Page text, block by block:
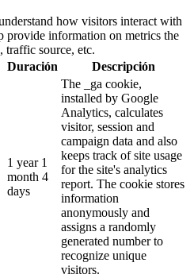
how visitors interact with
provide information on metrics the
traffic source, etc.
Duración Descripción
1 year 1
month 4
days
The _ga cookie,
installed by Google
Analytics, calculates
visitor, session and
campaign data and also
keeps track of site usage
for the site's analytics
report. The cookie stores
information
anonymously and
assigns a randomly
generated number to
recognize unique
visitors.